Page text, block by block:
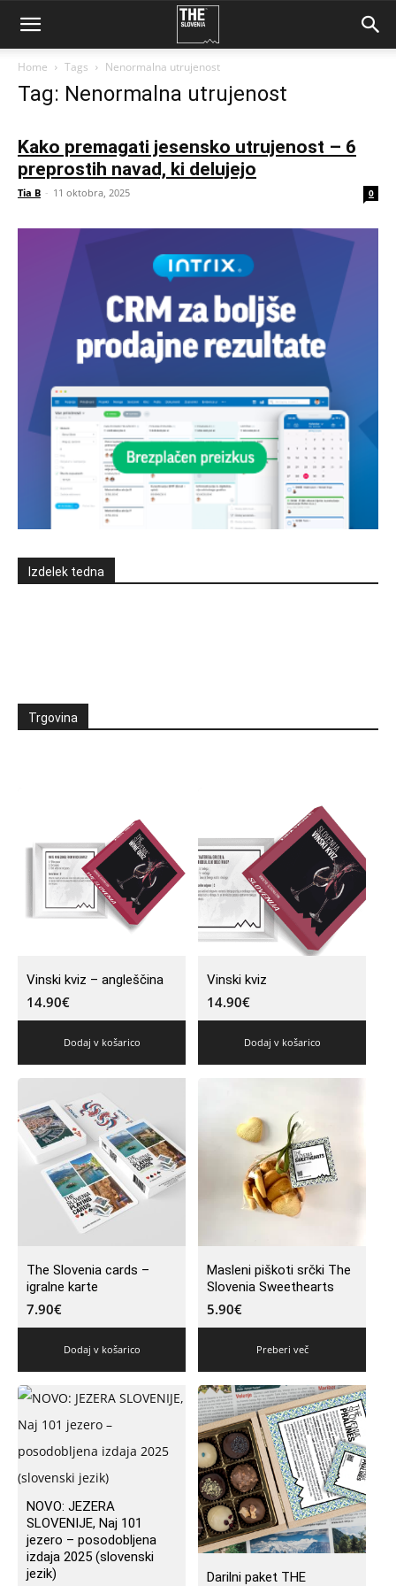
Home Tags Nenormalna utrujenost
Tag: Nenormalna utrujenost
Kako premagati jesensko utrujenost – 6
preprostih navad, ki delujejo
Tia B - 11 oktobra, 2025 0
Izdelek tedna
Trgovina
Vinski kviz – angleščina
14.90€
Dodaj v košarico
Vinski kviz
14.90€
Dodaj v košarico
The Slovenia cards –
igralne karte
7.90€
Dodaj v košarico
Masleni piškoti srčki The
Slovenia Sweethearts
5.90€
Preberi več
NOVO: JEZERA
SLOVENIJE, Naj 101
jezero – posodobljena
izdaja 2025 (slovenski
jezik)
Darilni paket THE